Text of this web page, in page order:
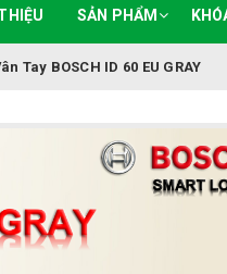
SẢN PHẨM
Tay BOSCH ID 60 EU GRAY